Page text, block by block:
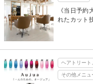
《当日予
れたカット
ヘアトリート
その他メニュ